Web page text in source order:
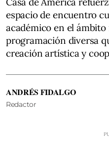
espacio de encuentro
académico en el
programación diversa
creación artística y
ANDRÉS FIDALGO
Redactor